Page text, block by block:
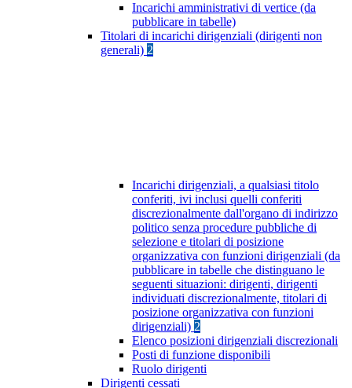
Incarichi amministrativi di vertice (da
pubblicare in tabelle)
Titolari di incarichi dirigenziali (dirigenti non
generali) 2
Incarichi dirigenziali, a qualsiasi titolo
conferiti, ivi inclusi quelli conferiti
discrezionalmente dall'organo di indirizzo
politico senza procedure pubbliche di
selezione e titolari di posizione
organizzativa con funzioni dirigenziali (da
pubblicare in tabelle che distinguano le
seguenti situazioni: dirigenti, dirigenti
individuati discrezionalmente, titolari di
posizione organizzativa con funzioni
dirigenziali) 2
Elenco posizioni dirigenziali discrezionali
Posti di funzione disponibili
Ruolo dirigenti
Dirigenti cessati